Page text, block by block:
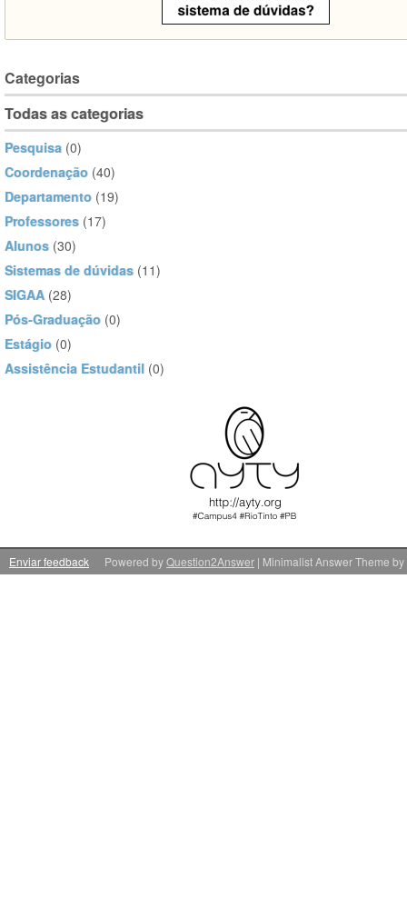
Categorias
Todas as categorias
Pesquisa (0)
Coordenação (40)
Departamento (19)
Professores (17)
Alunos (30)
Sistemas de dúvidas (11)
SIGAA (28)
Pós-Graduação (0)
Estágio (0)
Assistência Estudantil (0)
Enviar feedback | Minimalist Answer Theme by
Powered byQuestion2Answer